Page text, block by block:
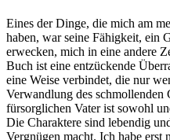
Eines der Dinge, die mich am
haben, war seine Fähigkeit, ein
erwecken, mich in eine andere
Buch ist eine entzückende
eine Weise verbindet, die nur
Verwandlung des schmollenden
fürsorglichen Vater ist sowohl
Die Charaktere sind lebendig
Vergnügen macht. Ich habe erst